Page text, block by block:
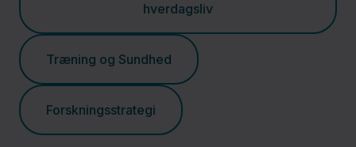
hverdagsliv
Træning og Sundhed
Forskningsstrategi